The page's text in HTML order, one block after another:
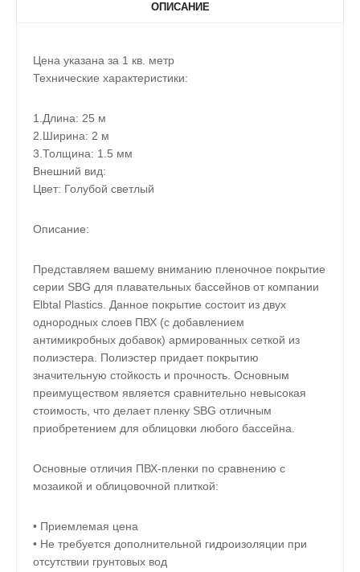
ОПИСАНИЕ
Цена указана за 1 кв. метр
Технические характеристики:
1.Длина: 25 м
2.Ширина: 2 м
3.Толщина: 1.5 мм
Внешний вид:
Цвет: Голубой светлый
Описание:
Представляем вашему вниманию пленочное покрытие
серии SBG для плавательных бассейнов от компании
Elbtal Plastics. Данное покрытие состоит из двух
однородных слоев ПВХ (с добавлением
антимикробных добавок) армированных сеткой из
полиэстера. Полиэстер придает покрытию
значительную стойкость и прочность. Основным
преимуществом является сравнительно невысокая
стоимость, что делает пленку SBG отличным
приобретением для облицовки любого бассейна.
Основные отличия ПВХ-пленки по сравнению с
мозаикой и облицовочной плиткой:
• Приемлемая цена
• Не требуется дополнительной гидроизоляции при
отсутствии грунтовых вод